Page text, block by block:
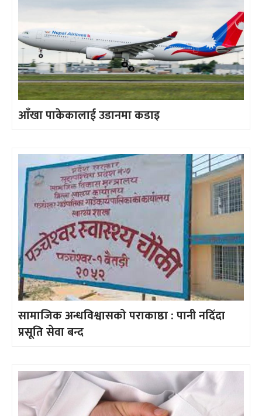
आँखा पाकेकालाई उडानमा कडाइ
सामाजिक अन्धविश्वासको पराकाष्ठा : पानी नदिँदा
प्रसूति सेवा बन्द